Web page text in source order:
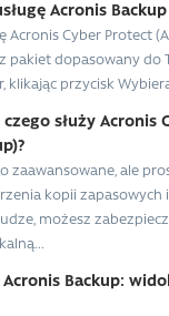
Acronis
Acronis Cyber Protect
pakiet dopasowany do
przycisk
służy Acronis
zaawansowane, ale
kopii zapasowych
możesz
Backup: